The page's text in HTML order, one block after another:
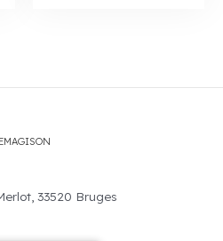
EMAGISON
33520 Bruges